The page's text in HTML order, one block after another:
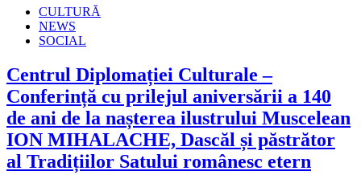
CULTURĂ
NEWS
SOCIAL
Centrul Diplomației Culturale –
Conferință cu prilejul aniversării a 140
de ani de la nașterea ilustrului Muscelean
ION MIHALACHE, Dascăl și păstrător
al Tradițiilor Satului românesc etern